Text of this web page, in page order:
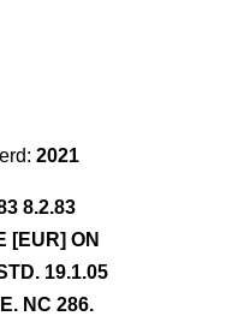
2021
8.2.83
[EUR] ON
19.1.05
NC 286.